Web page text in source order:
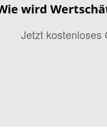
wird
Jetzt kostenloses